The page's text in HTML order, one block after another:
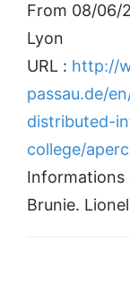
From 08/06/
Lyon
URL : http://
passau.de/
distributed-
college/
Informations
Brunie.